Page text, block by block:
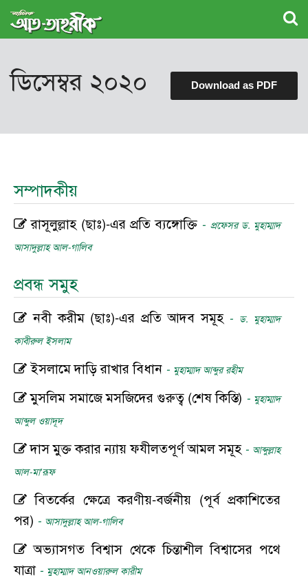
ডিসেম্বর ২০২০ Download as PDF
সম্পাদকীয়
রাসূলুল্লাহ (ছাঃ)-এর প্রতি ব্যঙ্গোক্তি - প্রফেসর ড. মুহাম্মাদ
আসাদুল্লাহ আল-গালিব
প্রবন্ধ সমুহ
নবী করীম (ছাঃ)-এর প্রতি আদব সমূহ - ড. মুহাম্মাদ
কাবীরুল ইসলাম
ইসলামে দাড়ি রাখার বিধান - মুহাম্মাদ আব্দুর রহীম
মুসলিম সমাজে মসজিদের গুরুত্ব (শেষ কিস্তি) - মুহাম্মাদ
আব্দুল ওয়াদূদ
দাস মুক্ত করার ন্যায় ফযীলতপূর্ণ আমল সমূহ - আব্দুল্লাহ
আল-মা‘রূফ
বিতর্কের ক্ষেত্রে করণীয়-বর্জনীয় (পূর্ব প্রকাশিতের
পর) - আসাদুল্লাহ আল-গালিব
অভ্যাসগত বিশ্বাস থেকে চিন্তাশীল বিশ্বাসের পথে
যাত্রা - মুহাম্মাদ আনওয়ারুল কারীম